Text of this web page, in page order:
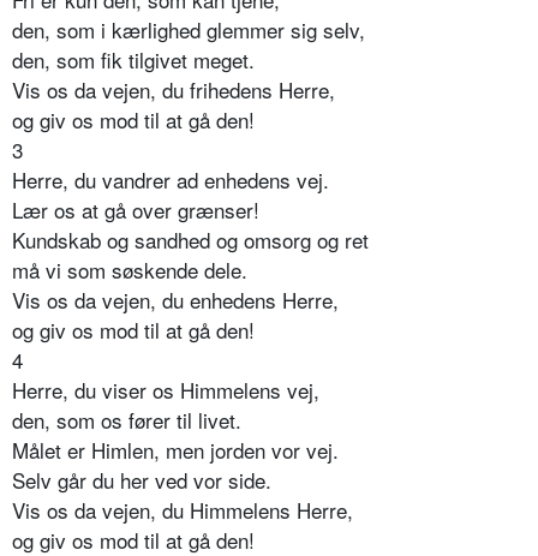
den, som i kærlighed glemmer sig selv,
den, som fik tilgivet meget.
Vis os da vejen, du frihedens Herre,
og giv os mod til at gå den!
3
Herre, du vandrer ad enhedens vej.
Lær os at gå over grænser!
Kundskab og sandhed og omsorg og ret
må vi som søskende dele.
Vis os da vejen, du enhedens Herre,
og giv os mod til at gå den!
4
Herre, du viser os Himmelens vej,
den, som os fører til livet.
Målet er Himlen, men jorden vor vej.
Selv går du her ved vor side.
Vis os da vejen, du Himmelens Herre,
og giv os mod til at gå den!